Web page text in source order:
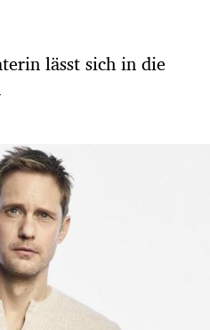
lässt sich in die